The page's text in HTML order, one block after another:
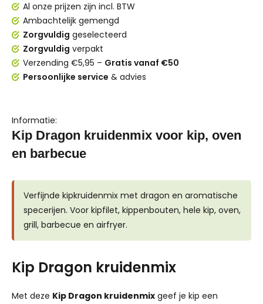
Al onze prijzen zijn incl. BTW
Ambachtelijk gemengd
Zorgvuldig geselecteerd
Zorgvuldig verpakt
Verzending €5,95 – Gratis vanaf €50
Persoonlijke service & advies
Informatie:
Kip Dragon kruidenmix voor kip, oven
en barbecue
Verfijnde kipkruidenmix met dragon en aromatische
specerijen. Voor kipfilet, kippenbouten, hele kip, oven,
grill, barbecue en airfryer.
Kip Dragon kruidenmix
Met deze Kip Dragon kruidenmix geef je kip een